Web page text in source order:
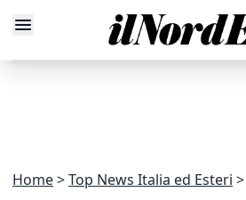
Home Top News Italia ed Esteri